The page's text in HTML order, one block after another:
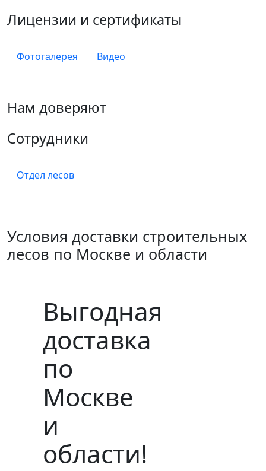
Лицензии и сертификаты
Фотогалерея Видео
Нам доверяют
Сотрудники
Отдел лесов
Условия доставки строительных
лесов по Москве и области
Выгодная
доставка
по
Москве
и
области!